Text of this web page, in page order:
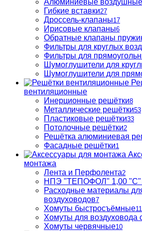
Алюминиевые
Гибкие вставки27
Дроссель-клапаны17
Ирисовые клапаны6
Обратные клапаны
Фильтры для круглых
Фильтры для
Шумоглушители для
Шумоглушители для
вентиляционные
Инерционные решётки8
Металлические решётки53
Пластиковые решётки33
Потолочные решётки2
Решётка алюминиевая
Фасадные решётки1
монтажа
Лента и Перфолента2
НПЭ "ТЕПОФОЛ" 1,00 "С"
Расходные материалы
воздуховодов7
Хомуты быстросъёмные11
Хомуты для воздуховода
Хомуты червячные10